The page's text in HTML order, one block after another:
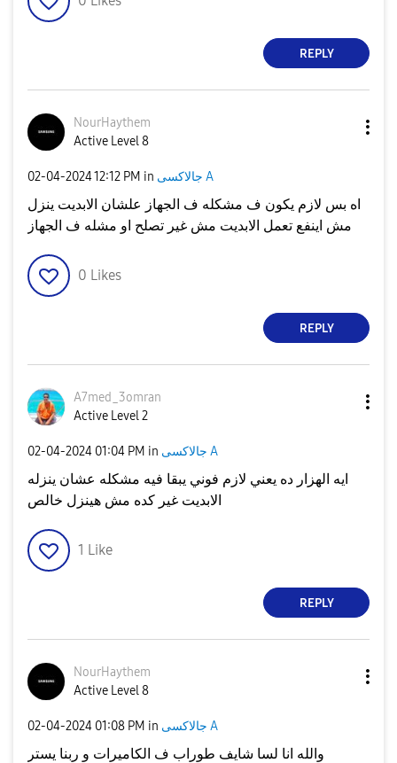
REPLY
NourHaythem
Active Level 8
‎02-04-202412:12 PM in جالاكسى A
اه بس لازم يكون ف مشكله ف الجهاز علشان الابديت ينزل
مش اينفع تعمل الابديت مش غير تصلح او مشله ف الجهاز
0 Likes
REPLY
A7med_3omran
Active Level 2
‎02-04-2024 01:04 PM in جالاكسى A
ايه الهزار ده يعني لازم فوني يبقا فيه مشكله عشان ينزله
الابديت غير كده مش هينزل خالص
1 Like
REPLY
NourHaythem
Active Level 8
‎02-04-2024 01:08 PM in جالاكسى A
والله انا لسا شايف طوراب ف الكاميرات و ربنا يستر